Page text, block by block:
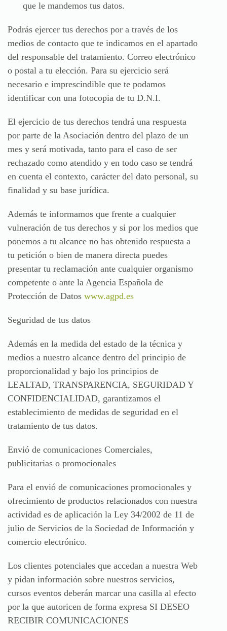
que le mandemos tus datos.
Podrás ejercer tus derechos por a través de los
medios de contacto que te indicamos en el apartado
del responsable del tratamiento. Correo electrónico
o postal a tu elección. Para su ejercicio será
necesario e imprescindible que te podamos
identificar con una fotocopia de tu D.N.I.
El ejercicio de tus derechos tendrá una respuesta
por parte de la Asociación dentro del plazo de un
mes y será motivada, tanto para el caso de ser
rechazado como atendido y en todo caso se tendrá
en cuenta el contexto, carácter del dato personal, su
finalidad y su base jurídica.
Además te informamos que frente a cualquier
vulneración de tus derechos y si por los medios que
ponemos a tu alcance no has obtenido respuesta a
tu petición o bien de manera directa puedes
presentar tu reclamación ante cualquier organismo
competente o ante la Agencia Española de
Protección de Datos www.agpd.es
Seguridad de tus datos
Además en la medida del estado de la técnica y
medios a nuestro alcance dentro del principio de
proporcionalidad y bajo los principios de
LEALTAD, TRANSPARENCIA, SEGURIDAD Y
CONFIDENCIALIDAD, garantizamos el
establecimiento de medidas de seguridad en el
tratamiento de tus datos.
Envió de comunicaciones Comerciales,
publicitarias o promocionales
Para el envió de comunicaciones promocionales y
ofrecimiento de productos relacionados con nuestra
actividad es de aplicación la Ley 34/2002 de 11 de
julio de Servicios de la Sociedad de Información y
comercio electrónico.
Los clientes potenciales que accedan a nuestra Web
y pidan información sobre nuestros servicios,
cursos eventos deberán marcar una casilla al efecto
por la que autoricen de forma expresa SI DESEO
RECIBIR COMUNICACIONES